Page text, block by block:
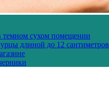
темном сухом помещении
длиной до 12 сантиметров